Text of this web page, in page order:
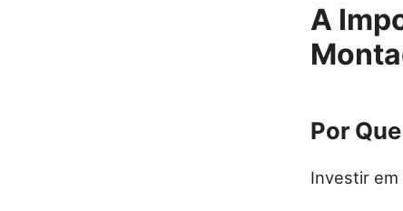
A
Por
Investir